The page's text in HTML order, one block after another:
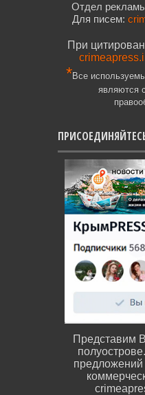
Отдел
Для писем:
При
*Все
являются
Представим
предложений